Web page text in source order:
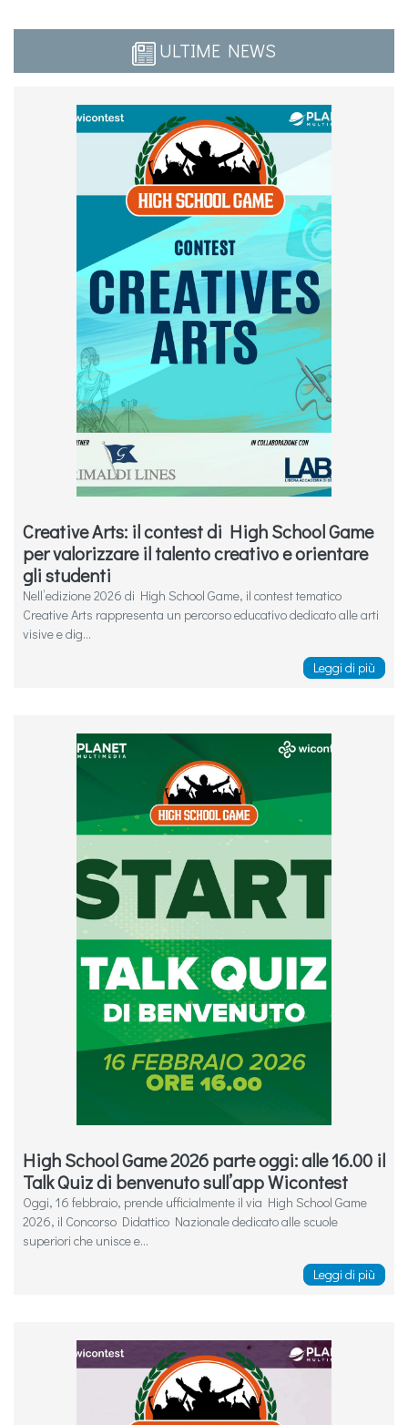
ULTIME NEWS
Creative Arts: il contest di High School Game
per valorizzare il talento creativo e orientare
gli studenti
Nell’edizione 2026 di High School Game, il contest tematico
Creative Arts rappresenta un percorso educativo dedicato alle arti
visive e dig...
Leggi di più
High School Game 2026 parte oggi: alle 16.00 il
Talk Quiz di benvenuto sull’app Wicontest
Oggi, 16 febbraio, prende ufficialmente il via High School Game
2026, il Concorso Didattico Nazionale dedicato alle scuole
superiori che unisce e...
Leggi di più